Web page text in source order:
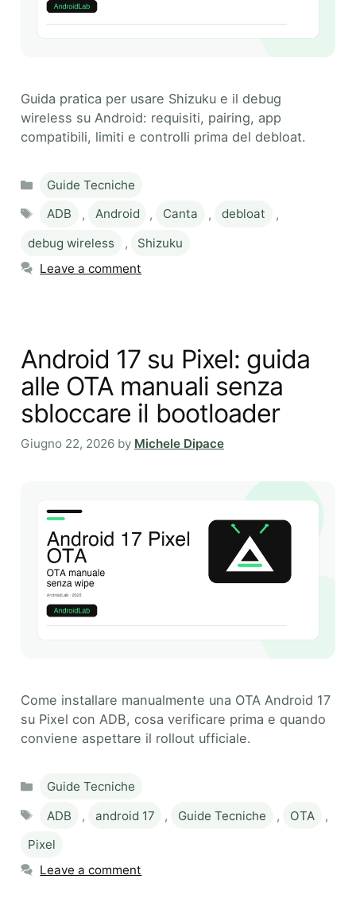
Guida pratica per usare Shizuku e il debug
wireless su Android: requisiti, pairing, app
compatibili, limiti e controlli prima del debloat.
Categories
Guide Tecniche
Tags
ADB , Android , Canta , debloat
,
debug wireless
,
Shizuku
Leave a comment
Android 17 su Pixel: guida
alle OTA manuali senza
sbloccare il bootloader
Giugno 22, 2026 by Michele Dipace
Come installare manualmente una OTA Android 17
su Pixel con ADB, cosa verificare prima e quando
conviene aspettare il rollout ufficiale.
Categories
Guide Tecniche
Tags
ADB , android 17 , Guide Tecniche , OTA
,
Pixel
Leave a comment